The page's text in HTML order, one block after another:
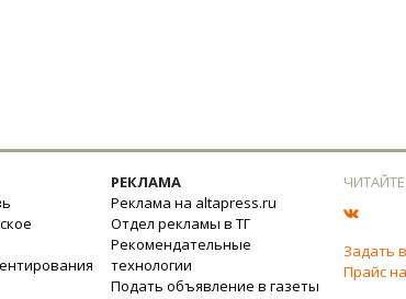
РЕКЛАМА
Реклама на altapress.ru
Отдел рекламы в ТГ
Рекомендательные
технологии
Подать объявление в газеты
Задать
Прайс